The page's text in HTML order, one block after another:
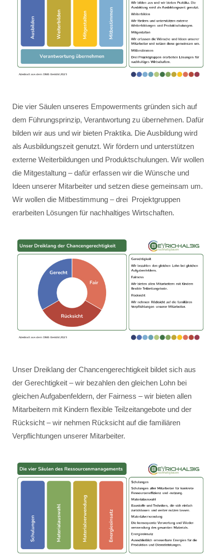
Die vier Säulen unseres Empowerments gründen sich auf
dem Führungsprinzip, Verantwortung zu übernehmen. Dafür
bilden wir aus und wir bieten Praktika. Die Ausbildung wird
als Ausbildungszeit genutzt. Wir fördern und unterstützen
externe Weiterbildungen und Produktschulungen. Wir wollen
die Mitgestaltung – dafür erfassen wir die Wünsche und
Ideen unserer Mitarbeiter und setzen diese gemeinsam um.
Wir wollen die Mitbestimmung – drei Projektgruppen
erarbeiten Lösungen für nachhaltiges Wirtschaften.
Unser Dreiklang der Chancengerechtigkeit bildet sich aus
der Gerechtigkeit – wir bezahlen den gleichen Lohn bei
gleichen Aufgabenfeldern, der Fairness – wir bieten allen
Mitarbeitern mit Kindern flexible Teilzeitangebote und der
Rücksicht – wir nehmen Rücksicht auf die familiären
Verpflichtungen unserer Mitarbeiter.